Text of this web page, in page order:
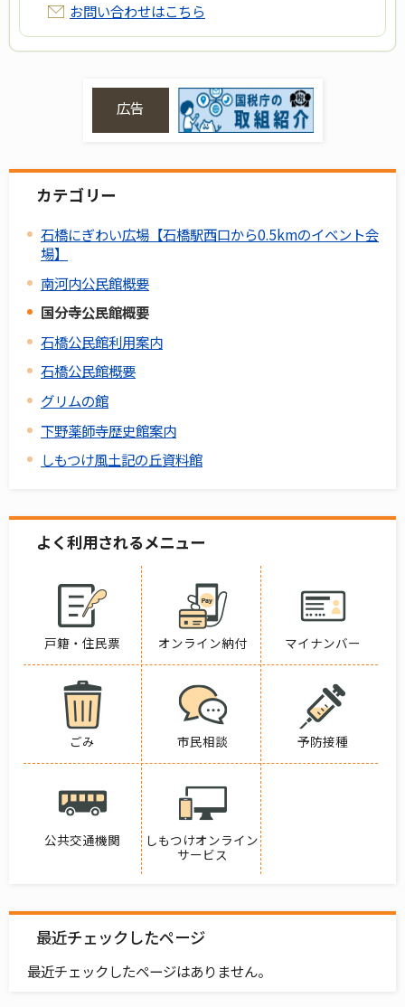
お問い合わせはこちら
広告
カテゴリー
石橋にぎわい広場【石橋駅西口から0.5kmのイベント会
場】
南河内公民館概要
国分寺公民館概要
石橋公民館利用案内
石橋公民館概要
グリムの館
下野薬師寺歴史館案内
しもつけ風土記の丘資料館
よく利用されるメニュー
戸籍・住民票 オンライン納付 マイナンバー
ごみ 市民相談 予防接種
公共交通機関
しもつけオンライン
サービス
最近チェックしたページ
最近チェックしたページはありません。